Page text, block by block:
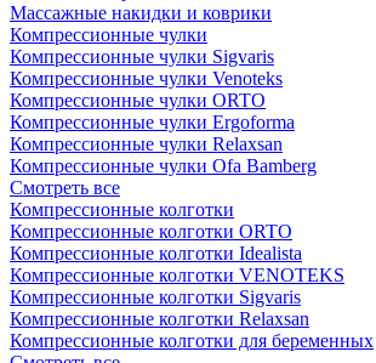
Массажные накидки и коврики
Компрессионные чулки
Компрессионные чулки Sigvaris
Компрессионные чулки Venoteks
Компрессионные чулки ORTO
Компрессионные чулки Ergoforma
Компрессионные чулки Relaxsan
Компрессионные чулки Ofa Bamberg
Смотреть все
Компрессионные колготки
Компрессионные колготки ORTO
Компрессионные колготки Idealista
Компрессионные колготки VENOTEKS
Компрессионные колготки Sigvaris
Компрессионные колготки Relaxsan
Компрессионные колготки для беременных